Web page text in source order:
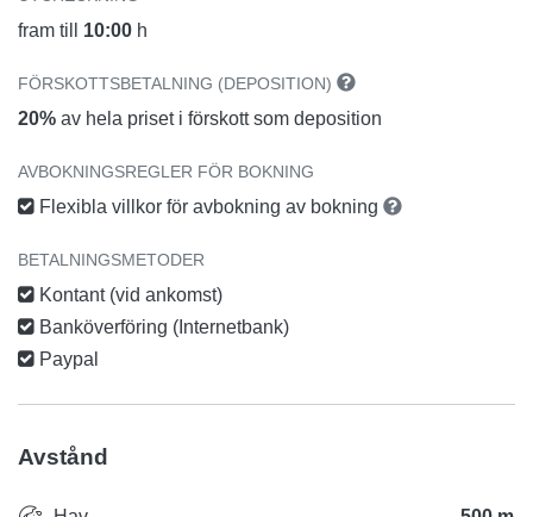
fram till 10:00 h
FÖRSKOTTSBETALNING (DEPOSITION)
20% av hela priset i förskott som deposition
AVBOKNINGSREGLER FÖR BOKNING
Flexibla villkor för avbokning av bokning
BETALNINGSMETODER
Kontant (vid ankomst)
Banköverföring (Internetbank)
Paypal
Avstånd